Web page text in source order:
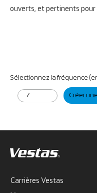
ouverts, et pertinents pour
Sélectionnez la fréquence
Créer
Carrières Vestas